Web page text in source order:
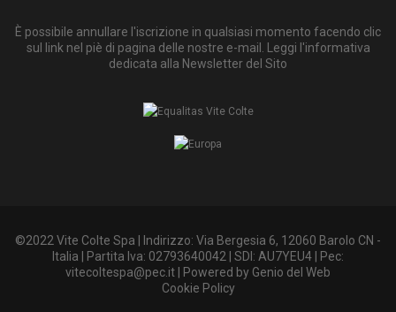
È possibile annullare l'iscrizione in qualsiasi momento facendo clic
sul link nel piè di pagina delle nostre e-mail. Leggi l'informativa
dedicata alla Newsletter del Sito
©2022 Vite Colte Spa | Indirizzo: Via Bergesia 6, 12060 Barolo CN -
Italia | Partita Iva: 02793640042 | SDI: AU7YEU4 | Pec:
vitecoltespa@pec.it | Powered by Genio del Web
Cookie Policy